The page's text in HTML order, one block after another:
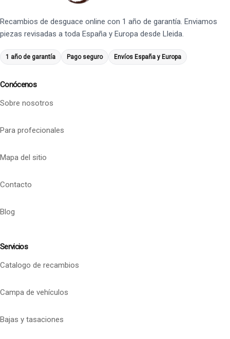
Recambios de desguace online con 1 año de garantía. Enviamos
piezas revisadas a toda España y Europa desde Lleida.
1 año de garantía Pago seguro Envíos España y Europa
Conócenos
Sobre nosotros
Para profecionales
Mapa del sitio
Contacto
Blog
Servicios
Catalogo de recambios
Campa de vehículos
Bajas y tasaciones